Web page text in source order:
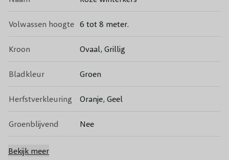
Volwassen hoogte 6 tot 8 meter.
Kroon Ovaal, Grillig
Bladkleur Groen
Herfstverkleuring Oranje, Geel
Groenblijvend Nee
Bloeikleur
Bekijk meer